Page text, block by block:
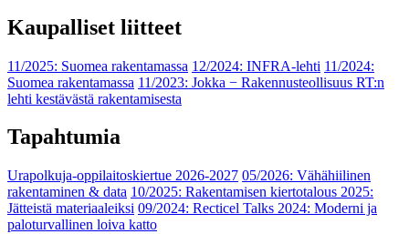
Kaupalliset liitteet
11/2025: Suomea rakentamassa 12/2024: INFRA-lehti 11/2024:
Suomea rakentamassa 11/2023: Jokka − Rakennusteollisuus RT:n
lehti kestävästä rakentamisesta
Tapahtumia
Urapolkuja-oppilaitoskiertue 2026-2027 05/2026: Vähähiilinen
rakentaminen & data 10/2025: Rakentamisen kiertotalous 2025:
Jätteistä materiaaleiksi 09/2024: Recticel Talks 2024: Moderni ja
paloturvallinen loiva katto